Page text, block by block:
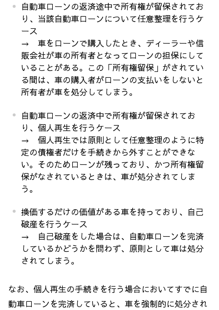
自動車ローンの返済途中で所有権が留保されてお
り、当該自動車ローンについて任意整理を行うケ
ース
→ 車をローンで購入したとき、ディーラーや信
販会社が車の所有者となってローンの担保にして
いることがある。この「所有権留保」がされてい
る間は、車の購入者がローンの支払いをしないと
所有者が車を処分してしまう。
自動車ローンの返済中で所有権が留保されてお
り、個人再生を行うケース
→ 個人再生では原則として任意整理のように特
定の債権者だけを手続きから外すことができな
い。そのためローンが残っており、かつ所有権留
保がなされているときは、車が処分されてしま
う。
換価するだけの価値がある車を持っており、自己
破産を行うケース
→ 自己破産をした場合は、自動車ローンを完済
しているかどうかを問わず、原則として車は処分
されてしまう。
なお、個人再生の手続きを行う場合においてすでに自
動車ローンを完済していると、車を強制的に処分され